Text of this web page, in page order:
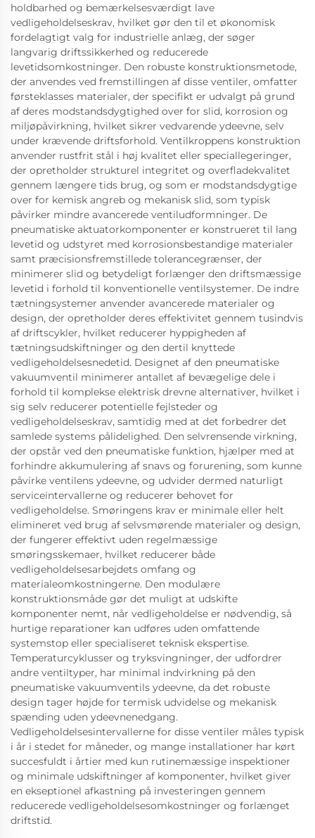
holdbarhed og bemærkelsesværdigt lave
vedligeholdelseskrav, hvilket gør den til et økonomisk
fordelagtigt valg for industrielle anlæg, der søger
langvarig driftssikkerhed og reducerede
levetidsomkostninger. Den robuste konstruktionsmetode,
der anvendes ved fremstillingen af disse ventiler, omfatter
førsteklasses materialer, der specifikt er udvalgt på grund
af deres modstandsdygtighed over for slid, korrosion og
miljøpåvirkning, hvilket sikrer vedvarende ydeevne, selv
under krævende driftsforhold. Ventilkroppens konstruktion
anvender rustfrit stål i høj kvalitet eller speciallegeringer,
der opretholder strukturel integritet og overfladekvalitet
gennem længere tids brug, og som er modstandsdygtige
over for kemisk angreb og mekanisk slid, som typisk
påvirker mindre avancerede ventiludformninger. De
pneumatiske aktuatorkomponenter er konstrueret til lang
levetid og udstyret med korrosionsbestandige materialer
samt præcisionsfremstillede tolerancegrænser, der
minimerer slid og betydeligt forlænger den driftsmæssige
levetid i forhold til konventionelle ventilsystemer. De indre
tætningsystemer anvender avancerede materialer og
design, der opretholder deres effektivitet gennem tusindvis
af driftscykler, hvilket reducerer hyppigheden af
tætningsudskiftninger og den dertil knyttede
vedligeholdelsesnedetid. Designet af den pneumatiske
vakuumventil minimerer antallet af bevægelige dele i
forhold til komplekse elektrisk drevne alternativer, hvilket i
sig selv reducerer potentielle fejlsteder og
vedligeholdelseskrav, samtidig med at det forbedrer det
samlede systems pålidelighed. Den selvrensende virkning,
der opstår ved den pneumatiske funktion, hjælper med at
forhindre akkumulering af snavs og forurening, som kunne
påvirke ventilens ydeevne, og udvider dermed naturligt
serviceintervallerne og reducerer behovet for
vedligeholdelse. Smøringens krav er minimale eller helt
elimineret ved brug af selvsmørende materialer og design,
der fungerer effektivt uden regelmæssige
smøringsskemaer, hvilket reducerer både
vedligeholdelsesarbejdets omfang og
materialeomkostningerne. Den modulære
konstruktionsmåde gør det muligt at udskifte
komponenter nemt, når vedligeholdelse er nødvendig, så
hurtige reparationer kan udføres uden omfattende
systemstop eller specialiseret teknisk ekspertise.
Temperaturcyklusser og tryksvingninger, der udfordrer
andre ventiltyper, har minimal indvirkning på den
pneumatiske vakuumventils ydeevne, da det robuste
design tager højde for termisk udvidelse og mekanisk
spænding uden ydeevnenedgang.
Vedligeholdelsesintervallerne for disse ventiler måles typisk
i år i stedet for måneder, og mange installationer har kørt
succesfuldt i årtier med kun rutinemæssige inspektioner
og minimale udskiftninger af komponenter, hvilket giver
en ekseptionel afkastning på investeringen gennem
reducerede vedligeholdelsesomkostninger og forlænget
driftstid.